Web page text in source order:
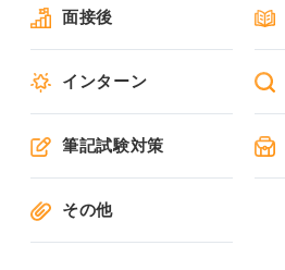
面接後
インターン
筆記試験対策
その他